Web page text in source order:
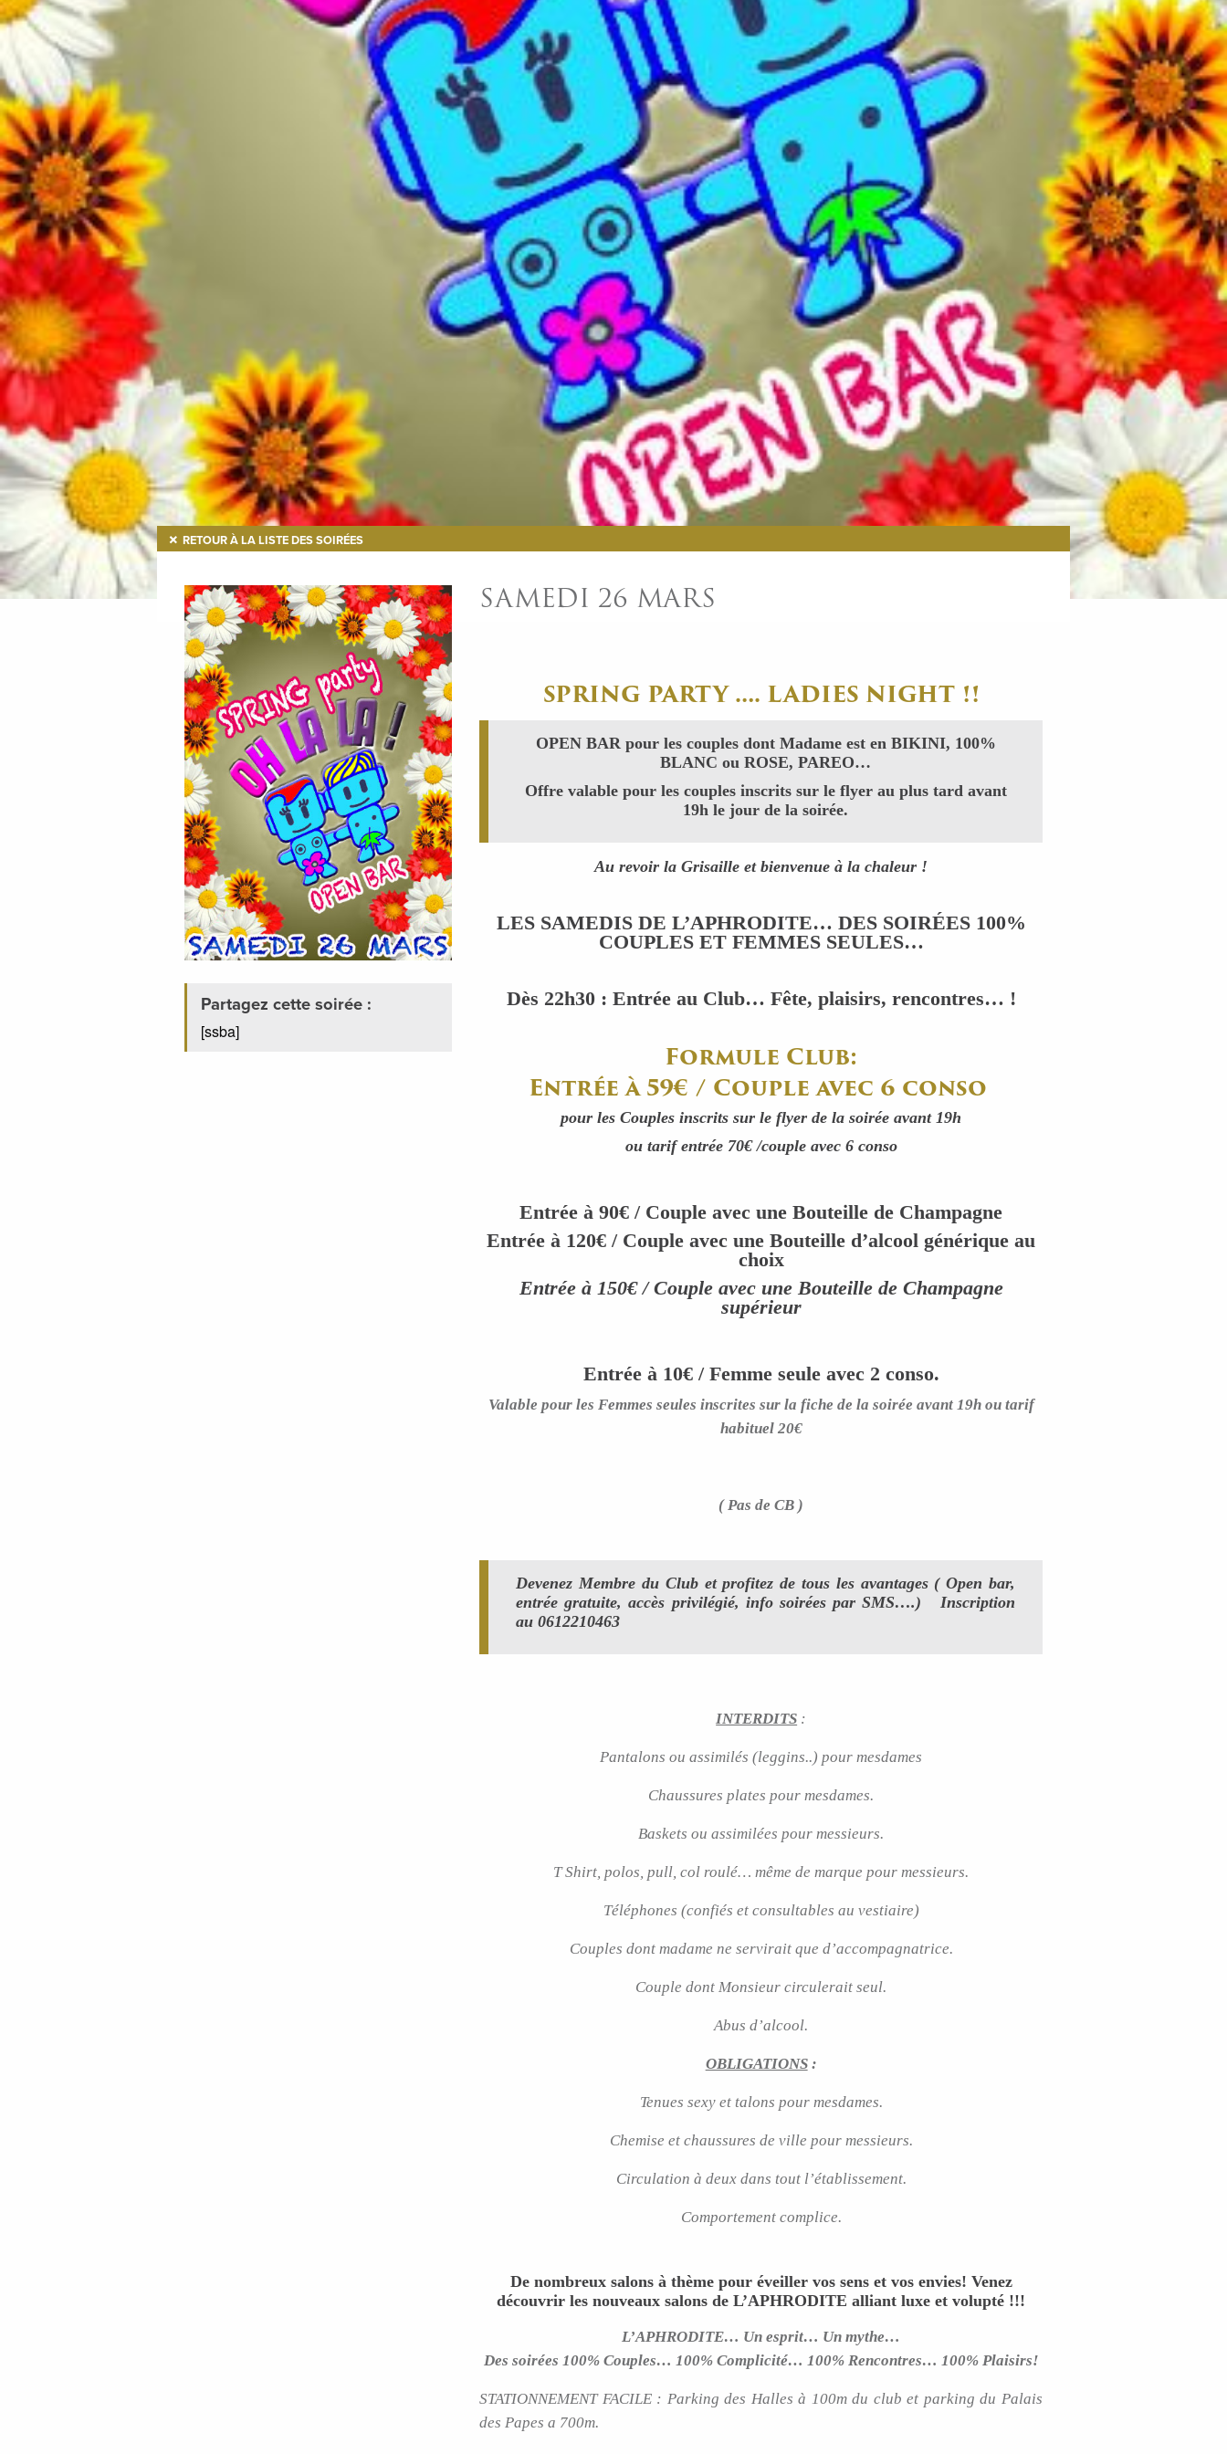
RETOUR À LA LISTE DES SOIRÉES
SAMEDI 26 MARS
SPRING PARTY …. LADIES NIGHT !!
OPEN BAR pour les couples dont Madame est en BIKINI, 100%
BLANC ou ROSE, PAREO…
Offre valable pour les couples inscrits sur le flyer au plus tard avant
19h le jour de la soirée.
Au revoir la Grisaille et bienvenue à la chaleur !
LES SAMEDIS DE L’APHRODITE… DES SOIRÉES 100%
COUPLES ET FEMMES SEULES…
Dès 22h30 : Entrée au Club… Fête, plaisirs, rencontres… !
Formule Club:
Entrée à 59€ / Couple avec 6 conso
pour les Couples inscrits sur le flyer de la soirée avant 19h
ou tarif entrée 70€ /couple avec 6 conso
Entrée à 90€ / Couple avec une Bouteille de Champagne
Entrée à 120€ / Couple avec une Bouteille d’alcool générique au
choix
Entrée à 150€ / Couple avec une Bouteille de Champagne
supérieur
Entrée à 10€ / Femme seule avec 2 conso.
Valable pour les Femmes seules inscrites sur la fiche de la soirée avant 19h ou tarif
habituel 20€
( Pas de CB )
Devenez Membre du Club et profitez de tous les avantages ( Open bar,
entrée gratuite, accès privilégié, info soirées par SMS….) Inscription
au 0612210463
INTERDITS :
Pantalons ou assimilés (leggins..) pour mesdames
Chaussures plates pour mesdames.
Baskets ou assimilées pour messieurs.
T Shirt, polos, pull, col roulé… même de marque pour messieurs.
Téléphones (confiés et consultables au vestiaire)
Couples dont madame ne servirait que d’accompagnatrice.
Couple dont Monsieur circulerait seul.
Abus d’alcool.
OBLIGATIONS:
Tenues sexy et talons pour mesdames.
Chemise et chaussures de ville pour messieurs.
Circulation à deux dans tout l’établissement.
Comportement complice.
De nombreux salons à thème pour éveiller vos sens et vos envies! Venez
découvrir les nouveaux salons de L’APHRODITE alliant luxe et volupté !!!
L’APHRODITE… Un esprit… Un mythe…
Des soirées 100% Couples… 100% Complicité… 100% Rencontres… 100% Plaisirs!
STATIONNEMENT FACILE : Parking des Halles à 100m du club et parking du Palais
des Papes a 700m.
Partagez cette soirée :
[ssba]